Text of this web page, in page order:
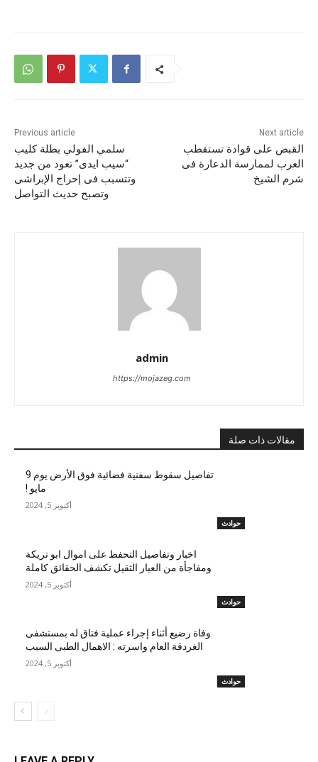
Previous article
سلمي الفولي بطلة كليب
“سيب ايدى” تعود من جديد
وتتسبب فى إحراج الإبراشى
وتصبح حديث التواصل
Next article
القبض على قوادة تستقطب
العرب لممارسة الدعارة فى
شرم الشيخ
admin
https://mojazeg.com
مقالات ذات صلة
حوادث
تفاصيل سقوط سفنية فضائية فوق الأرض يوم 9
مايو !
أكتوبر 5, 2024
حوادث
اخبار وتفاصيل التحفظ على اموال ابو تريكة
ومفاجأة من العيار الثقيل تكشف الحقائق كاملة
أكتوبر 5, 2024
حوادث
وفاة رضيع أثناء إجراء عملية فتاق له بمستشفى
الغردقة العام واسرته : الاهمال الطبى السبب
أكتوبر 5, 2024